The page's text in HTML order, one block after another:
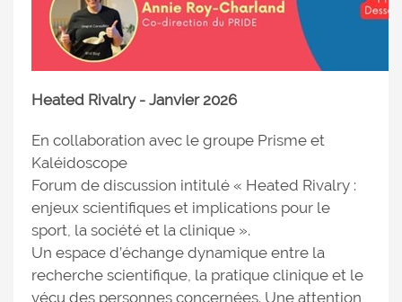
Heated Rivalry - Janvier 2026
En collaboration avec le groupe Prisme et
Kaléidoscope
Forum de discussion intitulé « Heated Rivalry :
enjeux scientifiques et implications pour le
sport, la société et la clinique ».
Un espace d’échange dynamique entre la
recherche scientifique, la pratique clinique et le
vécu des personnes concernées. Une attention